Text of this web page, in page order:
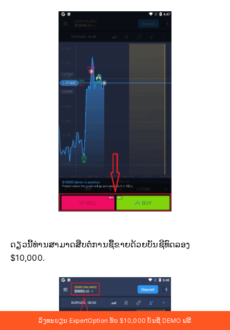
ດຽວນີ້ທ່ານສາມາດສືບຕໍ່ການຊື້ຂາຍດ້ວຍບັນຊີທົດລອງ
$10,000.
ລົງທະບຽນ ExpertOption ຮັບ $10,000 ບັນຊີ DEMO ຟຣີ